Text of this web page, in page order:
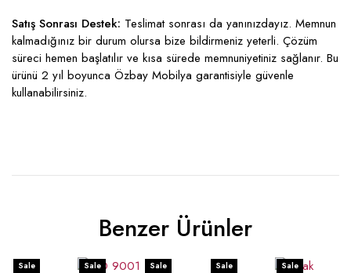
Satış Sonrası Destek: Teslimat sonrası da yanınızdayız. Memnun
kalmadığınız bir durum olursa bize bildirmeniz yeterli. Çözüm
süreci hemen başlatılır ve kısa sürede memnuniyetiniz sağlanır. Bu
ürünü 2 yıl boyunca Özbay Mobilya garantisiyle güvenle
kullanabilirsiniz.
Benzer Ürünler
Sale Sale Sale Sale Sale